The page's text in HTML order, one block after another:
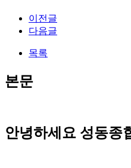
이전글
다음글
목록
본문
안녕하세요 성동종